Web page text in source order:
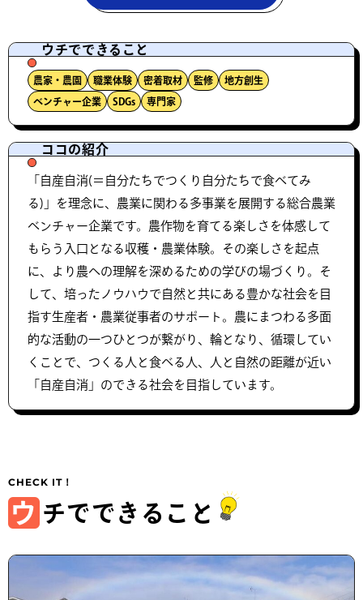
ウチでできること
農家・農園 職業体験 密着取材 監修 地方創生
ベンチャー企業 SDGs 専門家
ココの紹介
「自産自消(＝自分たちでつくり自分たちで食べてみ
る)」を理念に、農業に関わる多事業を展開する総合農業
ベンチャー企業です。農作物を育てる楽しさを体感して
もらう入口となる収穫・農業体験。その楽しさを起点
に、より農への理解を深めるための学びの場づくり。そ
して、培ったノウハウで自然と共にある豊かな社会を目
指す生産者・農業従事者のサポート。農にまつわる多面
的な活動の一つひとつが繋がり、輪となり、循環してい
くことで、つくる人と食べる人、人と自然の距離が近い
「自産自消」のできる社会を目指しています。
ウ チでできること